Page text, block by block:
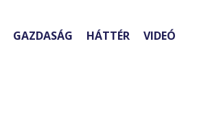
GAZDASÁG HÁTTÉR VIDEÓ